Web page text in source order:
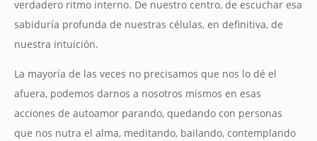
verdadero ritmo interno. De nuestro centro, de escuchar esa
sabiduría profunda de nuestras células, en definitiva, de
nuestra intuición.
La mayoría de las veces no precisamos que nos lo dé el
afuera, podemos darnos a nosotros mismos en esas
acciones de autoamor parando, quedando con personas
que nos nutra el alma, meditando, bailando, contemplando